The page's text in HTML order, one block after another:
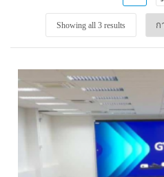
Showing all 3 results